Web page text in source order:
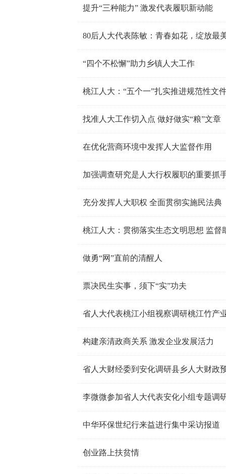
提升“三种能力” 激发代表履职新动能
80后人大代表陈敏：青春如花，绽放最
“四个不松懈”助力乡镇人大工作
桃江人大：“五个一”扎实推进规范性文
找准人大工作切入点 做好做实“粮”文章
在优化营商环境中发挥人大监督作用
加强调查研究是人大行权履职的重要抓
充分发挥人大职权 全面贯彻实施民法典
桃江人大：贯彻落实生态文明思想 监督
做勇“网”直前的清醒人
票决民生实事，须下“实”功夫
省人大代表桃江小组视察调研桃江竹产
构建亲清政商关系 激发企业发展活力
省人大财经委到安化调研县乡人大财政
李微微参加省人大代表安化小组专题调
中华环保世纪行来益进行集中采访报道
创业路上扶贫情